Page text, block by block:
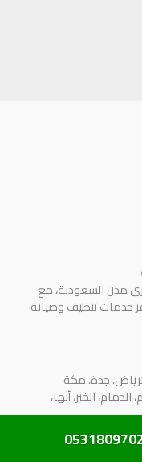
مدن السعودية، مع
خدمات تنظيف وصيانة
جدة، مكة
الخبر، أبها،
مدار 24 ساعة طوال